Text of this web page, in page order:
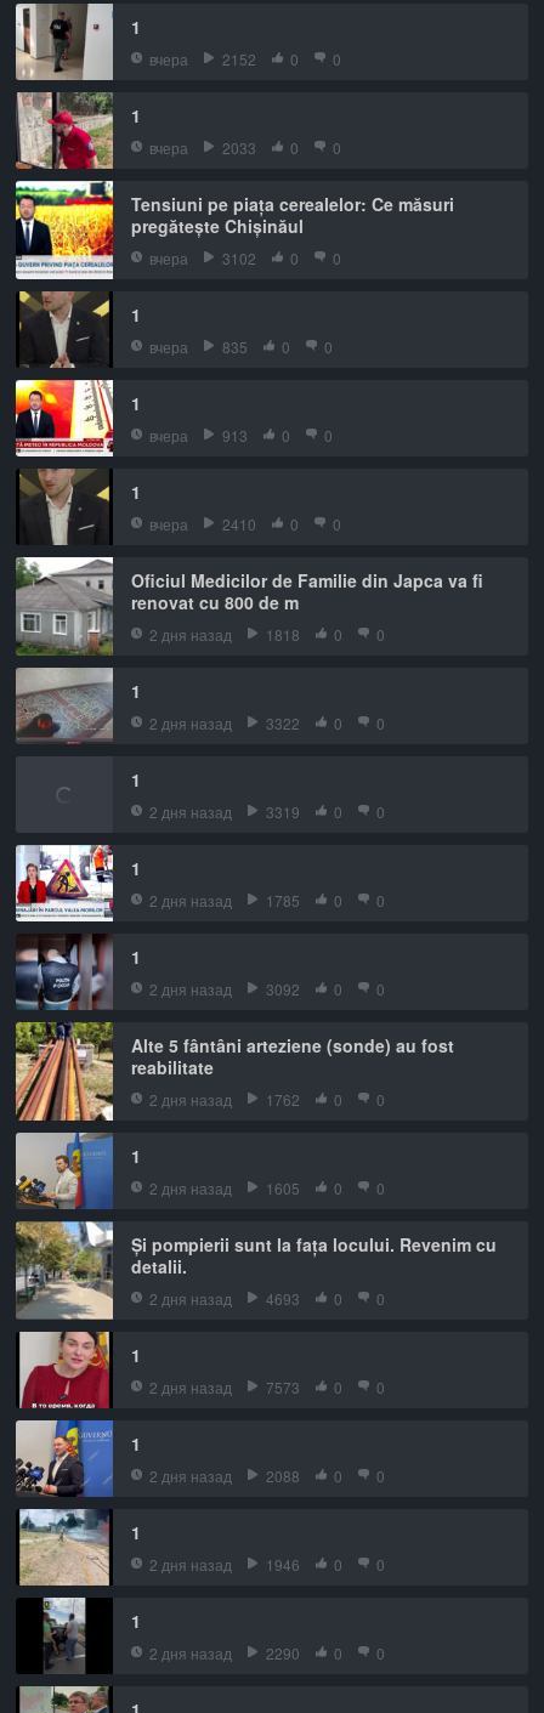
1
вчера 2152 0 0
1
вчера 2033 0 0
Tensiuni pe piața cerealelor: Ce măsuri
pregătește Chișinăul
вчера 3102 0 0
1
вчера 835 0 0
1
вчера 913 0 0
1
вчера 2410 0 0
Oficiul Medicilor de Familie din Japca va fi
renovat cu 800 de m
2 дня назад 1818 0 0
1
2 дня назад 3322 0 0
1
2 дня назад 3319 0 0
1
2 дня назад 1785 0 0
1
2 дня назад 3092 0 0
Alte 5 fântâni arteziene (sonde) au fost
reabilitate
2 дня назад 1762 0 0
1
2 дня назад 1605 0 0
Și pompierii sunt la fața locului. Revenim cu
detalii.
2 дня назад 4693 0 0
1
2 дня назад 7573 0 0
1
2 дня назад 2088 0 0
1
2 дня назад 1946 0 0
1
2 дня назад 2290 0 0